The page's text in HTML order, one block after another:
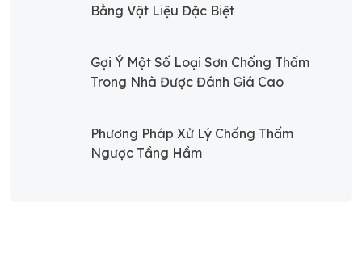
Bằng Vật Liệu Đặc Biệt
Gợi Ý Một Số Loại Sơn Chống Thấm
Trong Nhà Được Đánh Giá Cao
Phương Pháp Xử Lý Chống Thấm
Ngược Tầng Hầm